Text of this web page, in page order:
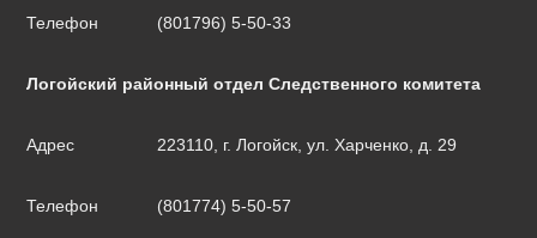
Телефон (801796) 5-50-33
Логойский районный отдел Следственного комитета
Адрес 223110, г. Логойск, ул. Харченко, д. 29
Телефон (801774) 5-50-57